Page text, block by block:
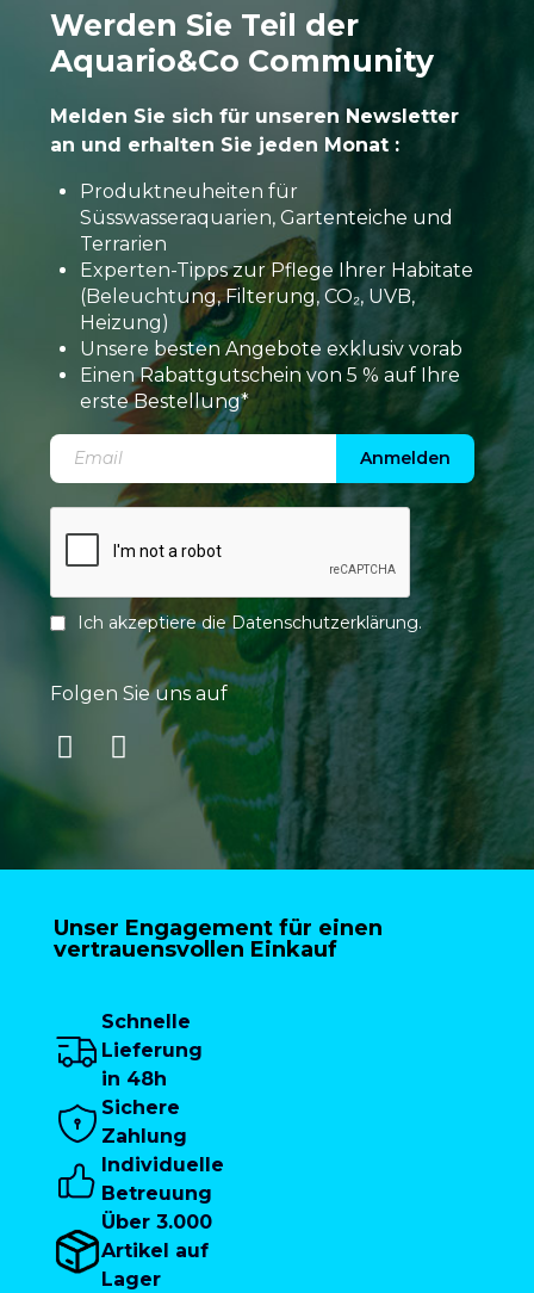
Werden Sie Teil der
Aquario&Co Community
Melden Sie sich für unseren Newsletter
an und erhalten Sie jeden Monat :
Produktneuheiten für
Süsswasseraquarien, Gartenteiche und
Terrarien
Experten-Tipps zur Pflege Ihrer Habitate
(Beleuchtung, Filterung, CO₂, UVB,
Heizung)
Unsere besten Angebote exklusiv vorab
Einen Rabattgutschein von 5 % auf Ihre
erste Bestellung*
Anmelden
Ich akzeptiere dieDatenschutzerklärung.
Folgen Sie uns auf
Unser Engagement für einen
vertrauensvollen Einkauf
Schnelle
Lieferung
in 48h
Sichere
Zahlung
Individuelle
Betreuung
Über 3.000
Artikel auf
Lager